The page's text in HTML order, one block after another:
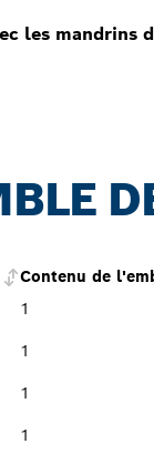
les mandrins
Contenu de
1
1
1
1